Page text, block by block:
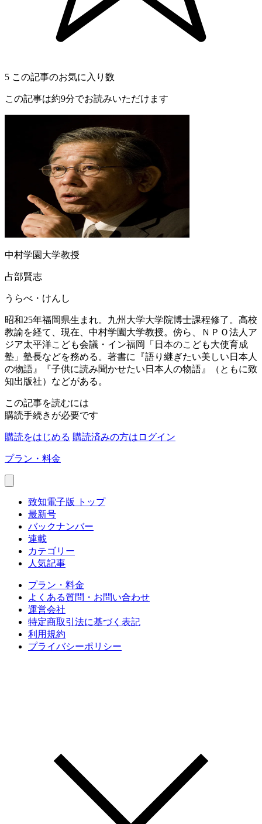
5 この記事のお気に入り数
この記事は約9分でお読みいただけます
中村学園大学教授
占部賢志
うらべ・けんし
昭和25年福岡県生まれ。九州大学大学院博士課程修了。高校
教諭を経て、現在、中村学園大学教授。傍ら、ＮＰＯ法人ア
ジア太平洋こども会議・イン福岡「日本のこども大使育成
塾」塾長などを務める。著書に『語り継ぎたい美しい日本人
の物語』『子供に読み聞かせたい日本人の物語』（ともに致
知出版社）などがある。
この記事を読むには
購読手続きが必要です
購読をはじめる 購読済みの方はログイン
プラン・料金
致知電子版 トップ
最新号
バックナンバー
連載
カテゴリー
人気記事
プラン・料金
よくある質問・お問い合わせ
運営会社
特定商取引法に基づく表記
利用規約
プライバシーポリシー